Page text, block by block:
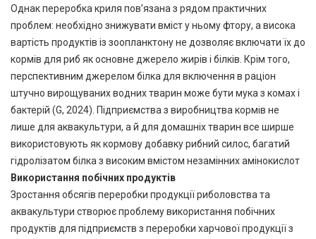
Однак переробка криля пов’язана з рядом практичних
проблем: необхідно знижувати вміст у ньому фтору, а висока
вартість продуктів із зоопланктону не дозволяє включати їх до
кормів для риб як основне джерело жирів і білків. Крім того,
перспективним джерелом білка для включення в раціон
штучно вирощуваних водних тварин може бути мука з комах і
бактерій (G, 2024). Підприємства з виробництва кормів не
лише для аквакультури, а й для домашніх тварин все ширше
використовують як кормову добавку рибний силос, багатий
гідролізатом білка з високим вмістом незамінних амінокислот
Використання побічних продуктів
Зростання обсягів переробки продукції риболовства та
аквакультури створює проблему використання побічних
продуктів для підприємств з переробки харчової продукції з